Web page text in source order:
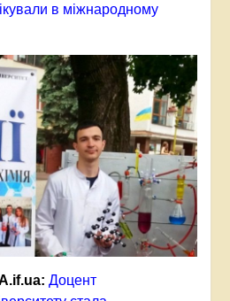
в міжнародному
if.ua: Доцент